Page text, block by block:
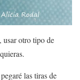
usar otro tipo de
las tiras de